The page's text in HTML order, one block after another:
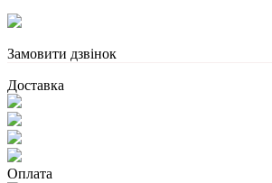
Замовити дзвінок
Доставка
Оплата